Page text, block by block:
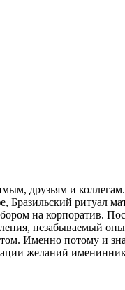
друзьям и
ритуал
на корпоратив.
незабываемый
Именно потому и
желаний